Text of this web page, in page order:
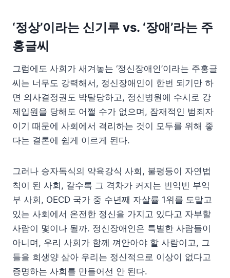
‘정상’이라는 신기루 vs. ‘장애’라는 주
홍글씨
그럼에도 사회가 새겨놓는 ‘정신장애인’이라는 주홍글
씨는 너무도 강력해서, 정신장애인이 한번 되기만 하
면 의사결정권도 박탈당하고, 정신병원에 수시로 강
제입원을 당해도 어쩔 수가 없으며, 잠재적인 범죄자
이기 때문에 사회에서 격리하는 것이 모두를 위해 좋
다는 결론에 쉽게 이르게 된다.
그러나 승자독식의 약육강식 사회, 불평등이 자연법
칙이 된 사회, 갈수록 그 격차가 커지는 빈익빈 부익
부 사회, OECD 국가 중 수년째 자살률 1위를 도맡고
있는 사회에서 온전한 정신을 가지고 있다고 자부할
사람이 몇이나 될까. 정신장애인은 특별한 사람들이
아니며, 우리 사회가 함께 껴안아야 할 사람이고, 그
들을 희생양 삼아 우리는 정신적으로 이상이 없다고
증명하는 사회를 만들어선 안 된다.